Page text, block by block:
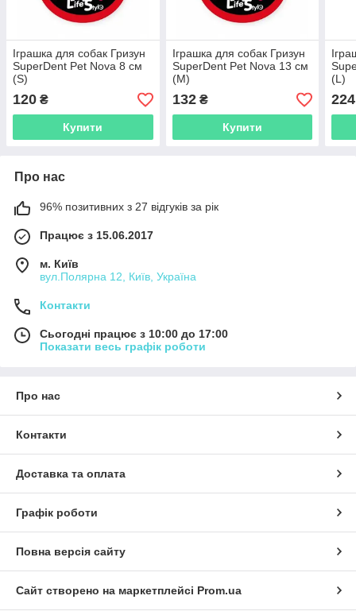
Іграшка для собак Гризун
SuperDent Pet Nova 8 см
(S)
120 ₴
Купити
Іграшка для собак Гризун
SuperDent Pet Nova 13 см
(M)
132₴
Купити
(L)
224
Про нас
96% позитивних з 27 відгуків за рік
Працює з 15.06.2017
м. Київ
вул.Полярна 12, Київ, Україна
Контакти
Сьогодні працює з 10:00 до 17:00
Показати весь графік роботи
Про нас
Контакти
Доставка та оплата
Графік роботи
Повна версія сайту
Сайт створено на маркетплейсі Prom.ua